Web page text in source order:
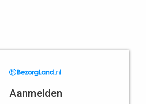
Aanmelden